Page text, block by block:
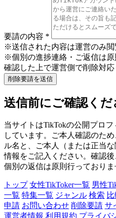
要請の内容 *
※送信された内容は運営のみ閲
※個別の進捗連絡・ご返信は
確認した上で運営側で削除対応
削除要請を送信
送信前にご確認くだ
当サイトはTikTokの公開プロ
しています。ご本人確認のた
ル名と、ご本人（または正当
情報をご記入ください。確認
個別の返信は原則行っておりま
トップ 女性TikToker一覧 男性
一覧 特集一覧 ジャンル 検索
申請 お問い合わせ 削除要請 サ
運営者情報 利用規約 プライバ